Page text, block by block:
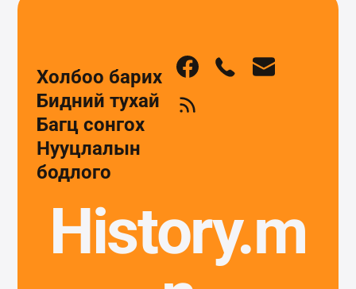
Холбоо барих
Бидний тухай
Багц сонгох
Нууцлалын
бодлого
History.m